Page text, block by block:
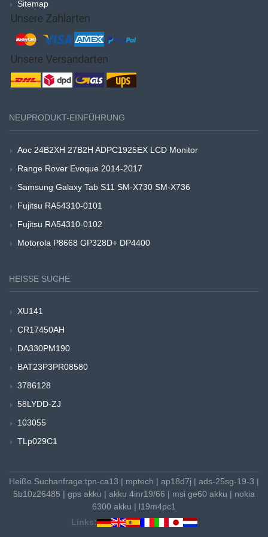
Sitemap
NEUPRODUKT-EINFÜHRUNG
Aoc 24B2XH 27B2H ADPC1925EX LCD Monitor
Range Rover Evoque 2014-2017
Samsung Galaxy Tab S11 SM-X730 SM-X736
Fujitsu RA54310-0101
Fujitsu RA54310-0102
Motorola P8668 GP328D+ DP4400
HEISSE SUCHE
XU141
CR17450AH
DA330PM190
BAT23P3PR08580
3786128
58LYDD-ZJ
103055
TLp029C1
Heiße Suchanfrage:tpn-ca13 | mptech | ap18d7j | ads-25sg-19-3 |
5b10z26485 | gps akku | akku 4inr19/66 | msi ge60 akku | nokia
6300 akku | l19m4pc1
Links: